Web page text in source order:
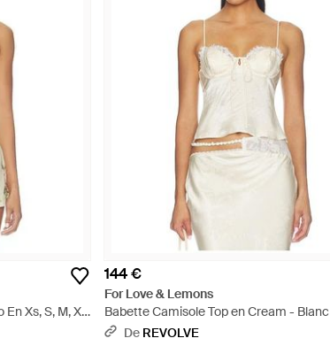
En Xs, S, M, Xl
144 €
For Love & Lemons
Babette Camisole Top en Cream - Blanc
De REVOLVE